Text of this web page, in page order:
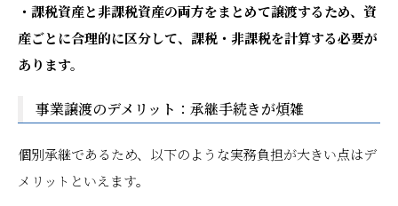
・課税資産と非課税資産の両方をまとめて譲渡するため、資
産ごとに合理的に区分して、課税・非課税を計算する必要が
あります。
事業譲渡のデメリット：承継手続きが煩雑
個別承継であるため、以下のような実務負担が大きい点はデ
メリットといえます。